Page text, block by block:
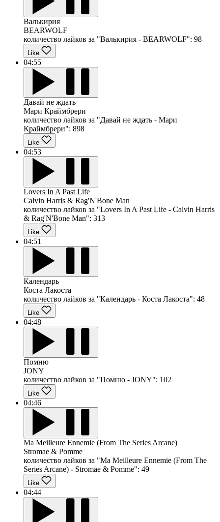
Валькирия
BEARWOLF
количество лайков за "Валькирия - BEARWOLF": 98
Like
04:55
Давай не ждать
Мари Краймбрери
количество лайков за "Давай не ждать - Мари
Краймбрери": 898
Like
04:53
Lovers In A Past Life
Calvin Harris & Rag'N'Bone Man
количество лайков за "Lovers In A Past Life - Calvin Harris
& Rag'N'Bone Man": 313
Like
04:51
Календарь
Коста Лакоста
количество лайков за "Календарь - Коста Лакоста": 48
Like
04:48
Помню
JONY
количество лайков за "Помню - JONY": 102
Like
04:46
Ma Meilleure Ennemie (From The Series Arcane)
Stromae & Pomme
количество лайков за "Ma Meilleure Ennemie (From The
Series Arcane) - Stromae & Pomme": 49
Like
04:44